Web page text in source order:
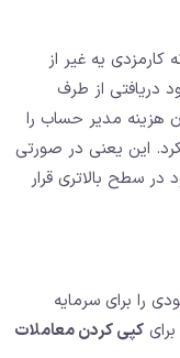
کارمزدی یه غیر از
دریافتی از طرف
هزینه مدیر حساب را
این یعنی در صورتی
در سطح بالاتری قرار
را برای سرمایه
کپی کردن معاملات